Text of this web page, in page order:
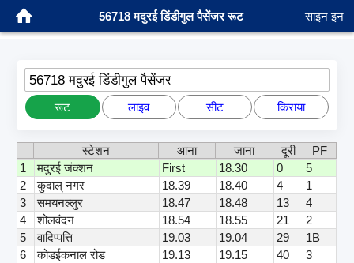
56718 मदुरई डिंडीगुल पैसेंजर रूट साइन इन
56718 मदुरई डिंडीगुल पैसेंजर
रूट लाइव सीट किराया
स्टेशन आना जाना दूरी
PF
1
मदुरई जंक्शन First 18.30 0
5
2
कुदाल् नगर 18.39 18.40 4
1
3
समयनल्लुर 18.47 18.48 13
4
4
शोलवंदन 18.54 18.55 21
2
5
वादिप्पत्ति 19.03 19.04 29
1B
6
कोडईकनाल रोड 19.13 19.15 40
3